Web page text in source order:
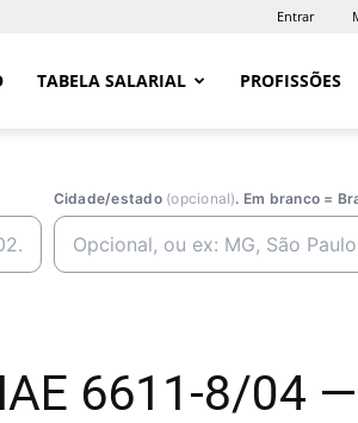
Entrar
TABELA SALARIAL PROFISSÕES
Cidade/estado (opcional). Em branco =
6611-8/04